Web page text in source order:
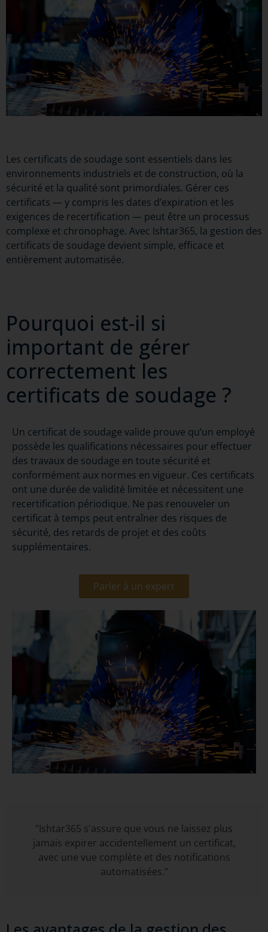
Les certificats de soudage sont essentiels dans les
environnements industriels et de construction, où la
sécurité et la qualité sont primordiales. Gérer ces
certificats — y compris les dates d’expiration et les
exigences de recertification — peut être un processus
complexe et chronophage. Avec Ishtar365, la gestion des
certificats de soudage devient simple, efficace et
entièrement automatisée.
Pourquoi est-il si
important de gérer
correctement les
certificats de soudage ?
Un certificat de soudage valide prouve qu’un employé
possède les qualifications nécessaires pour effectuer
des travaux de soudage en toute sécurité et
conformément aux normes en vigueur. Ces certificats
ont une durée de validité limitée et nécessitent une
recertification périodique. Ne pas renouveler un
certificat à temps peut entraîner des risques de
sécurité, des retards de projet et des coûts
supplémentaires.
Parler à un expert
"Ishtar365 s'assure que vous ne laissez plus
jamais expirer accidentellement un certificat,
avec une vue complète et des notifications
automatisées."